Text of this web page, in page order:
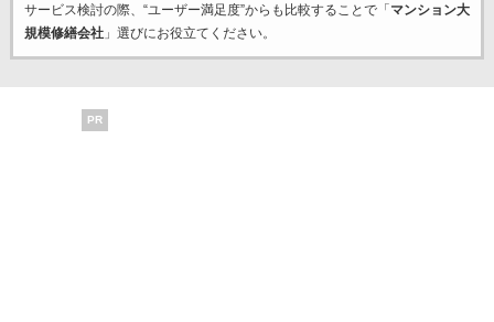
サービス検討の際、“ユーザー満足度”からも比較することで「 マンション大
規模修繕会社」選びにお役立てください。
PR